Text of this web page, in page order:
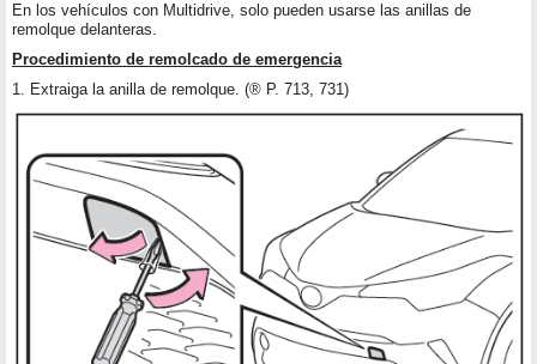
En los vehículos con Multidrive, solo pueden usarse las anillas de
remolque delanteras.
Procedimiento de remolcado de emergencia
1. Extraiga la anilla de remolque. (® P. 713, 731)